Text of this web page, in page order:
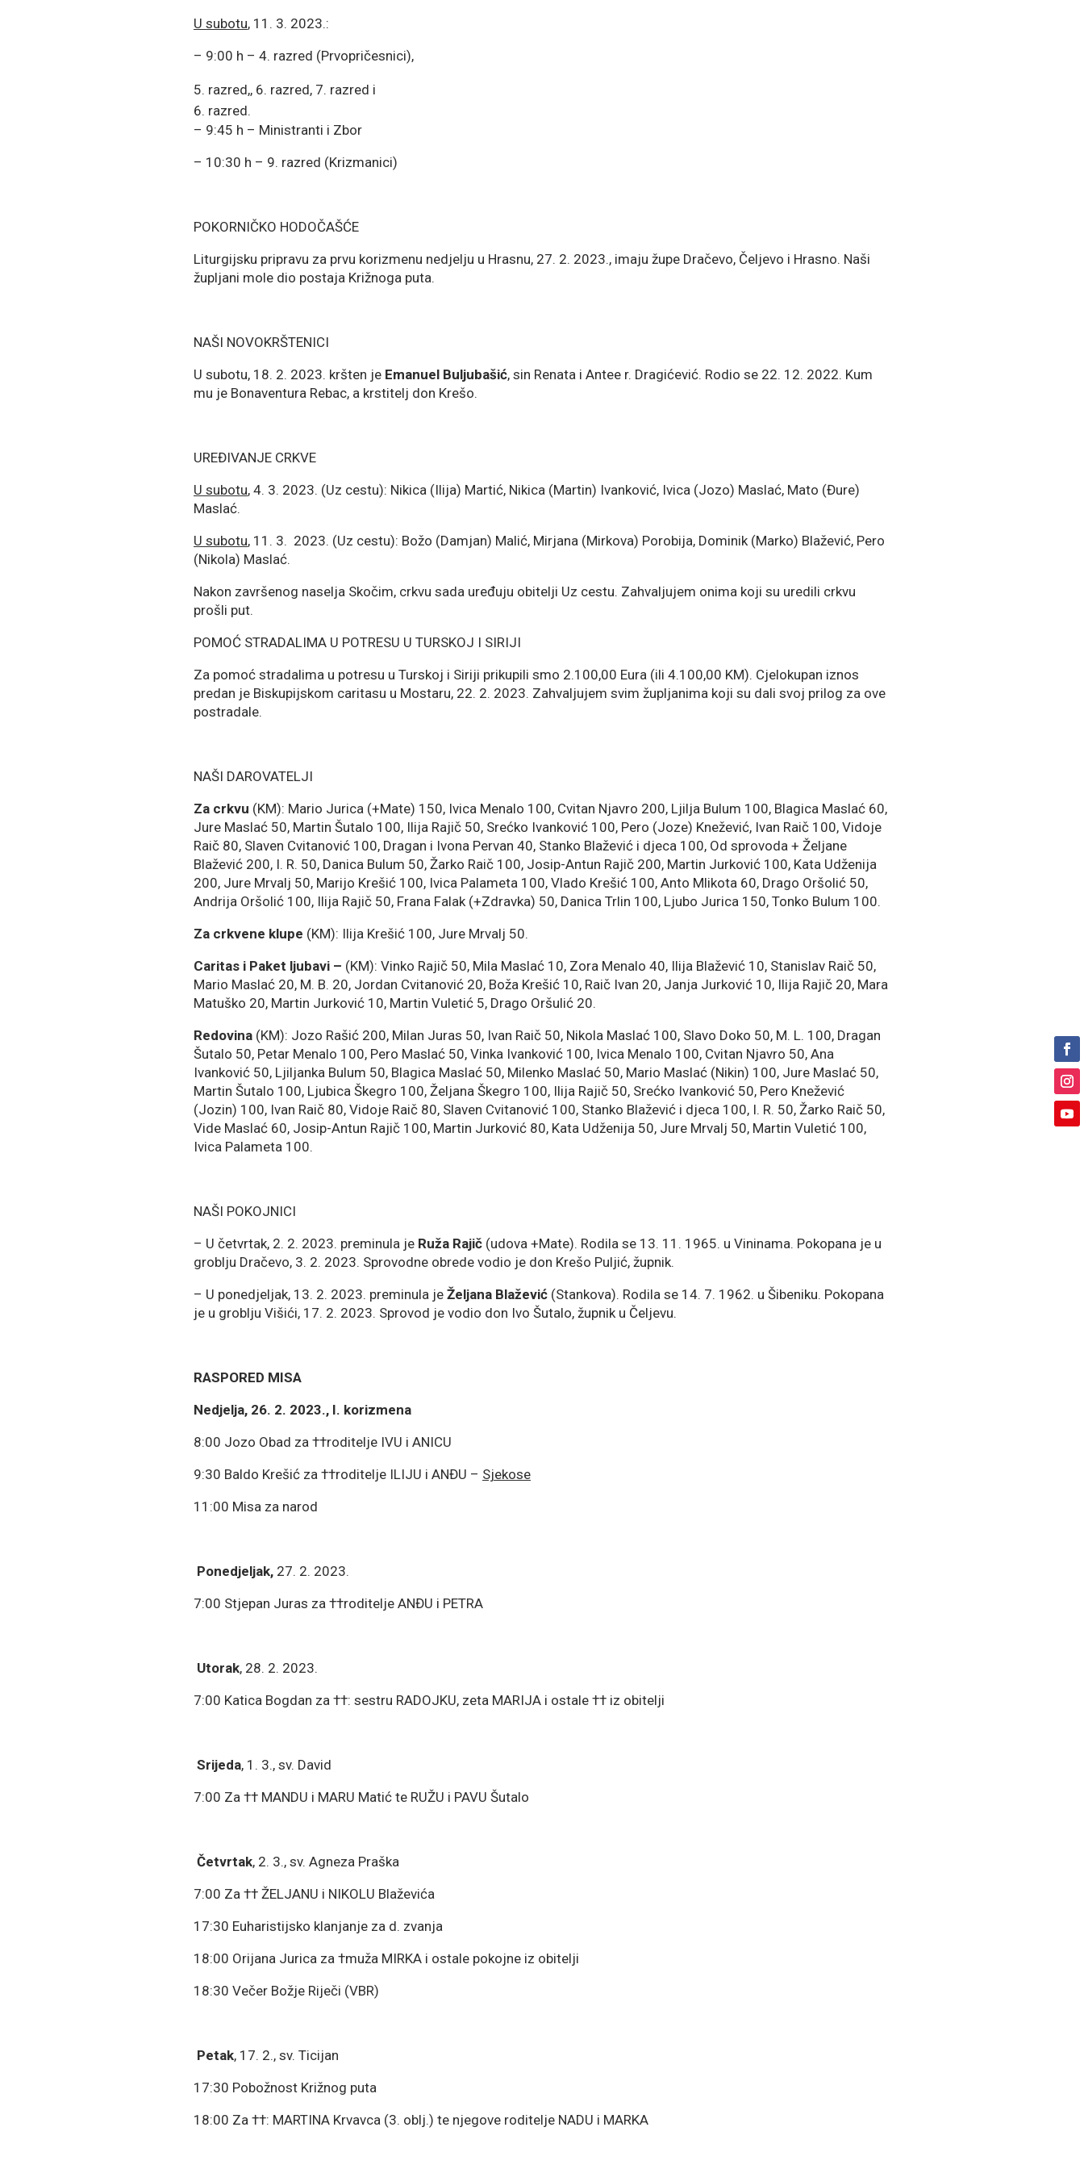
U subotu, 11. 3. 2023.:
– 9:00 h – 4. razred (Prvopričesnici),
razred,, 6. razred, 7. razred i
razred.
– 9:45 h – Ministranti i Zbor
– 10:30 h – 9. razred (Krizmanici)
POKORNIČKO HODOČAŠĆE
Liturgijsku pripravu za prvu korizmenu nedjelju u Hrasnu, 27. 2. 2023., imaju župe Dračevo, Čeljevo i Hrasno. Naši
župljani mole dio postaja Križnoga puta.
NAŠI NOVOKRŠTENICI
U subotu, 18. 2. 2023. kršten je Emanuel Buljubašić, sin Renata i Antee r. Dragićević. Rodio se 22. 12. 2022. Kum
mu je Bonaventura Rebac, a krstitelj don Krešo.
UREĐIVANJE CRKVE
U subotu, 4. 3. 2023. (Uz cestu): Nikica (Ilija) Martić, Nikica (Martin) Ivanković, Ivica (Jozo) Maslać, Mato (Đure)
Maslać.
U subotu, 11. 3. 2023. (Uz cestu): Božo (Damjan) Malić, Mirjana (Mirkova) Porobija, Dominik (Marko) Blažević, Pero
(Nikola) Maslać.
Nakon završenog naselja Skočim, crkvu sada uređuju obitelji Uz cestu. Zahvaljujem onima koji su uredili crkvu
prošli put.
POMOĆ STRADALIMA U POTRESU U TURSKOJ I SIRIJI
Za pomoć stradalima u potresu u Turskoj i Siriji prikupili smo 2.100,00 Eura (ili 4.100,00 KM). Cjelokupan iznos
predan je Biskupijskom caritasu u Mostaru, 22. 2. 2023. Zahvaljujem svim župljanima koji su dali svoj prilog za ove
postradale.
NAŠI DAROVATELJI
Za crkvu (KM): Mario Jurica (+Mate) 150, Ivica Menalo 100, Cvitan Njavro 200, Ljilja Bulum 100, Blagica Maslać 60,
Jure Maslać 50, Martin Šutalo 100, Ilija Rajič 50, Srećko Ivanković 100, Pero (Joze) Knežević, Ivan Raič 100, Vidoje
Raič 80, Slaven Cvitanović 100, Dragan i Ivona Pervan 40, Stanko Blažević i djeca 100, Od sprovoda + Željane
Blažević 200, I. R. 50, Danica Bulum 50, Žarko Raič 100, Josip-Antun Rajič 200, Martin Jurković 100, Kata Udženija
200, Jure Mrvalj 50, Marijo Krešić 100, Ivica Palameta 100, Vlado Krešić 100, Anto Mlikota 60, Drago Oršolić 50,
Andrija Oršolić 100, Ilija Rajič 50, Frana Falak (+Zdravka) 50, Danica Trlin 100, Ljubo Jurica 150, Tonko Bulum 100.
Za crkvene klupe (KM): Ilija Krešić 100, Jure Mrvalj 50.
Caritas i Paket ljubavi – (KM): Vinko Rajič 50, Mila Maslać 10, Zora Menalo 40, Ilija Blažević 10, Stanislav Raič 50,
Mario Maslać 20, M. B. 20, Jordan Cvitanović 20, Boža Krešić 10, Raič Ivan 20, Janja Jurković 10, Ilija Rajič 20, Mara
Matuško 20, Martin Jurković 10, Martin Vuletić 5, Drago Oršulić 20.
Redovina (KM): Jozo Rašić 200, Milan Juras 50, Ivan Raič 50, Nikola Maslać 100, Slavo Doko 50, M. L. 100, Dragan
Šutalo 50, Petar Menalo 100, Pero Maslać 50, Vinka Ivanković 100, Ivica Menalo 100, Cvitan Njavro 50, Ana
Ivanković 50, Ljiljanka Bulum 50, Blagica Maslać 50, Milenko Maslać 50, Mario Maslać (Nikin) 100, Jure Maslać 50,
Martin Šutalo 100, Ljubica Škegro 100, Željana Škegro 100, Ilija Rajič 50, Srećko Ivanković 50, Pero Knežević
(Jozin) 100, Ivan Raič 80, Vidoje Raič 80, Slaven Cvitanović 100, Stanko Blažević i djeca 100, I. R. 50, Žarko Raič 50,
Vide Maslać 60, Josip-Antun Rajič 100, Martin Jurković 80, Kata Udženija 50, Jure Mrvalj 50, Martin Vuletić 100,
Ivica Palameta 100.
NAŠI POKOJNICI
– U četvrtak, 2. 2. 2023. preminula je Ruža Rajič (udova +Mate). Rodila se 13. 11. 1965. u Vininama. Pokopana je u
groblju Dračevo, 3. 2. 2023. Sprovodne obrede vodio je don Krešo Puljić, župnik.
– U ponedjeljak, 13. 2. 2023. preminula je Željana Blažević (Stankova). Rodila se 14. 7. 1962. u Šibeniku. Pokopana
je u groblju Višići, 17. 2. 2023. Sprovod je vodio don Ivo Šutalo, župnik u Čeljevu.
RASPORED MISA
Nedjelja, 26. 2. 2023., I. korizmena
8:00 Jozo Obad za ††roditelje IVU i ANICU
9:30 Baldo Krešić za ††roditelje ILIJU i ANĐU – Sjekose
11:00 Misa za narod
Ponedjeljak, 27. 2. 2023.
7:00 Stjepan Juras za ††roditelje ANĐU i PETRA
Utorak, 28. 2. 2023.
7:00 Katica Bogdan za ††: sestru RADOJKU, zeta MARIJA i ostale †† iz obitelji
Srijeda, 1. 3., sv. David
7:00 Za †† MANDU i MARU Matić te RUŽU i PAVU Šutalo
Četvrtak, 2. 3., sv. Agneza Praška
7:00 Za †† ŽELJANU i NIKOLU Blaževića
17:30 Euharistijsko klanjanje za d. zvanja
18:00 Orijana Jurica za †muža MIRKA i ostale pokojne iz obitelji
18:30 Večer Božje Riječi (VBR)
Petak, 17. 2., sv. Ticijan
17:30 Pobožnost Križnog puta
18:00 Za ††: MARTINA Krvavca (3. oblj.) te njegove roditelje NADU i MARKA